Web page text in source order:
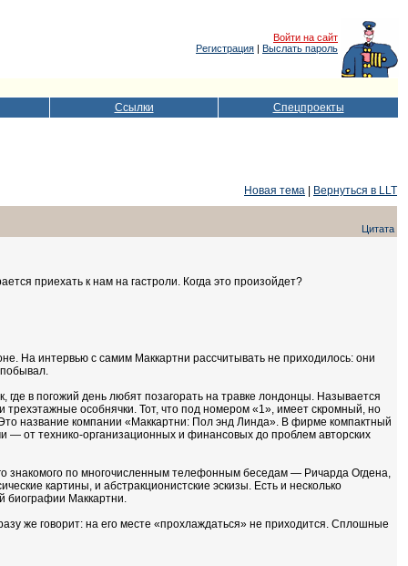
Войти на сайт
Регистрация | Выслать пароль
Ссылки Спецпроекты
Новая тема
Вернуться в LLT
Цитата
приехать к нам на гастроли. Когда это произойдет?
На интервью с самим Маккартни рассчитывать не приходилось: они
в погожий день любят позагорать на травке лондонцы. Называется
особнячки. Тот, что под номером «1», имеет скромный, но
название компании «Маккартни: Пол энд Линда». В фирме компактный
от технико-организационных и финансовых до проблем авторских
знакомого по многочисленным телефонным беседам — Ричарда Огдена,
картины, и абстракционистские эскизы. Есть и несколько
биографии Маккартни.
же говорит: на его месте «прохлаждаться» не приходится. Сплошные